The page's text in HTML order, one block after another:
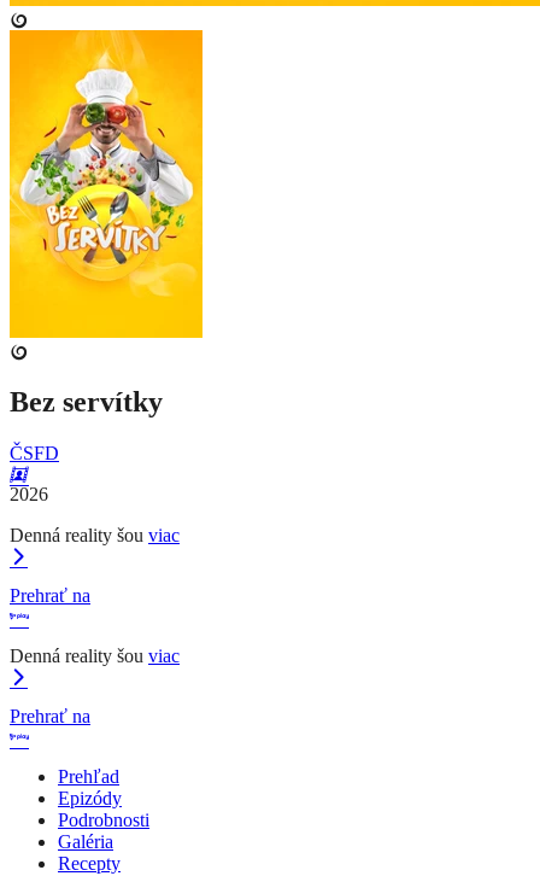
Bez servítky
ČSFD
2026
Denná reality šou viac
Prehrať na
Denná reality šou viac
Prehrať na
Prehľad
Epizódy
Podrobnosti
Galéria
Recepty